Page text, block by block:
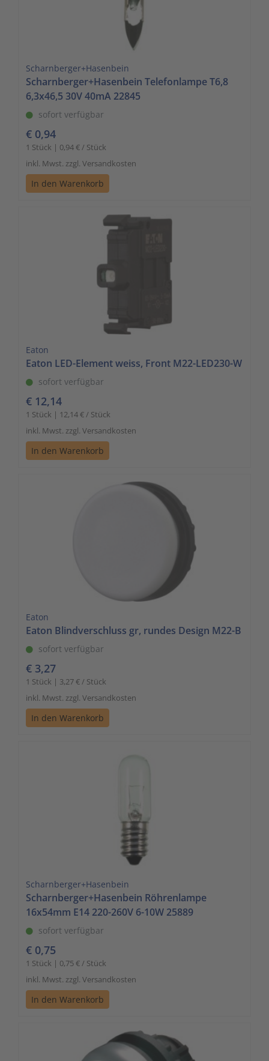
Scharnberger+Hasenbein
Scharnberger+Hasenbein Telefonlampe T6,8
6,3x46,5 30V 40mA 22845
sofort verfügbar
€ 0,94
1 Stück | 0,94 € / Stück
inkl. Mwst. zzgl. Versandkosten
In den Warenkorb
Eaton
Eaton LED-Element weiss, Front M22-LED230-W
sofort verfügbar
€ 12,14
1 Stück | 12,14 € / Stück
inkl. Mwst. zzgl. Versandkosten
In den Warenkorb
Eaton
Eaton Blindverschluss gr, rundes Design M22-B
sofort verfügbar
€ 3,27
1 Stück | 3,27 € / Stück
inkl. Mwst. zzgl. Versandkosten
In den Warenkorb
Scharnberger+Hasenbein
Scharnberger+Hasenbein Röhrenlampe
16x54mm E14 220-260V 6-10W 25889
sofort verfügbar
€ 0,75
1 Stück | 0,75 € / Stück
inkl. Mwst. zzgl. Versandkosten
In den Warenkorb